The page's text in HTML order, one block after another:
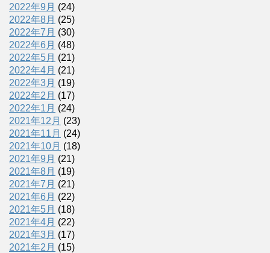
2022年9月 (24)
2022年8月 (25)
2022年7月 (30)
2022年6月 (48)
2022年5月 (21)
2022年4月 (21)
2022年3月 (19)
2022年2月 (17)
2022年1月 (24)
2021年12月 (23)
2021年11月 (24)
2021年10月 (18)
2021年9月 (21)
2021年8月 (19)
2021年7月 (21)
2021年6月 (22)
2021年5月 (18)
2021年4月 (22)
2021年3月 (17)
2021年2月 (15)